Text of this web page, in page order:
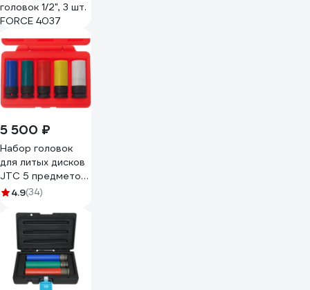
головок 1/2", 3 шт.
FORCE 4037
5 500 ₽
Набор головок
для литых дисков
JTC 5 предметов
-5530 503544
4.9(34)